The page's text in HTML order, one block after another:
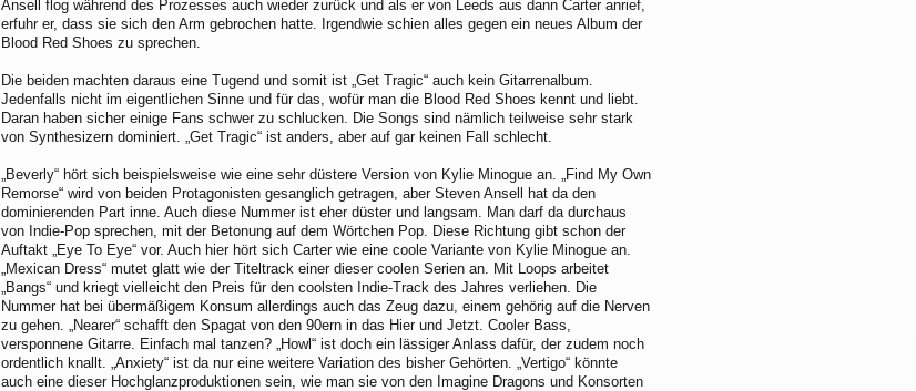
Ansell flog während des Prozesses auch wieder zurück und als er von Leeds aus dann Carter anrief,
erfuhr er, dass sie sich den Arm gebrochen hatte. Irgendwie schien alles gegen ein neues Album der
Blood Red Shoes zu sprechen.
Die beiden machten daraus eine Tugend und somit ist „Get Tragic“ auch kein Gitarrenalbum.
Jedenfalls nicht im eigentlichen Sinne und für das, wofür man die Blood Red Shoes kennt und liebt.
Daran haben sicher einige Fans schwer zu schlucken. Die Songs sind nämlich teilweise sehr stark
von Synthesizern dominiert. „Get Tragic“ ist anders, aber auf gar keinen Fall schlecht.
„Beverly“ hört sich beispielsweise wie eine sehr düstere Version von Kylie Minogue an. „Find My Own
Remorse“ wird von beiden Protagonisten gesanglich getragen, aber Steven Ansell hat da den
dominierenden Part inne. Auch diese Nummer ist eher düster und langsam. Man darf da durchaus
von Indie-Pop sprechen, mit der Betonung auf dem Wörtchen Pop. Diese Richtung gibt schon der
Auftakt „Eye To Eye“ vor. Auch hier hört sich Carter wie eine coole Variante von Kylie Minogue an.
„Mexican Dress“ mutet glatt wie der Titeltrack einer dieser coolen Serien an. Mit Loops arbeitet
„Bangs“ und kriegt vielleicht den Preis für den coolsten Indie-Track des Jahres verliehen. Die
Nummer hat bei übermäßigem Konsum allerdings auch das Zeug dazu, einem gehörig auf die Nerven
zu gehen. „Nearer“ schafft den Spagat von den 90ern in das Hier und Jetzt. Cooler Bass,
versponnene Gitarre. Einfach mal tanzen? „Howl“ ist doch ein lässiger Anlass dafür, der zudem noch
ordentlich knallt. „Anxiety“ ist da nur eine weitere Variation des bisher Gehörten. „Vertigo“ könnte
auch eine dieser Hochglanzproduktionen sein, wie man sie von den Imagine Dragons und Konsorten